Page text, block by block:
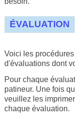
ÉVALUATION
Voici les
d'évaluations dont
Pour chaque
patineur. Une fois
veuillez les
chaque évaluation.